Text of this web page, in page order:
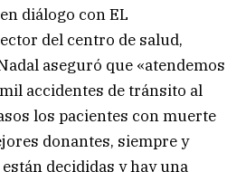
diálogo con EL
del centro de salud,
aseguró que «atendemos
accidentes de tránsito al
los pacientes con muerte
donantes, siempre y
decididas y hay una